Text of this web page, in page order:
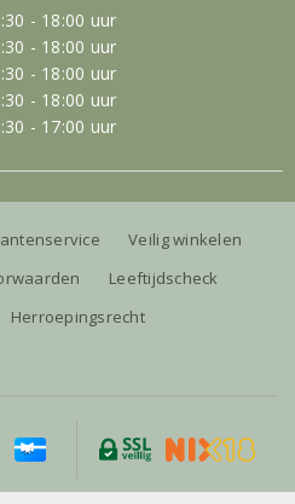
- 18:00 uur
- 18:00 uur
- 18:00 uur
- 18:00 uur
- 17:00 uur
Veilig winkelen
Leeftijdscheck
Herroepingsrecht